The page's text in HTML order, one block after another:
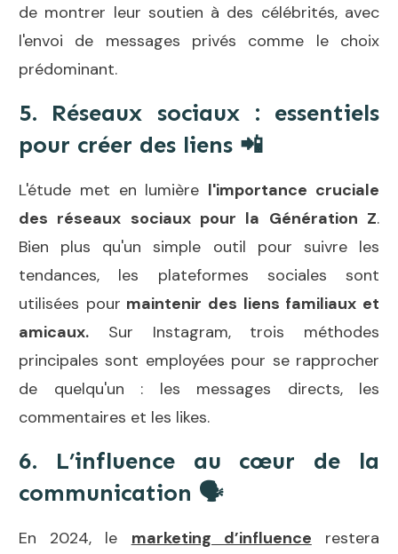
de montrer leur soutien à des célébrités, avec
l'envoi de messages privés comme le choix
prédominant.
5. Réseaux sociaux : essentiels
pour créer des liens 📲
L'étude met en lumière l'importance cruciale
des réseaux sociaux pour la Génération Z.
Bien plus qu'un simple outil pour suivre les
tendances, les plateformes sociales sont
utilisées pour maintenir des liens familiaux et
amicaux. Sur Instagram, trois méthodes
principales sont employées pour se rapprocher
de quelqu'un : les messages directs, les
commentaires et les likes.
6. L’influence au cœur de la
communication 🗣️
En 2024, le marketing d’influence restera